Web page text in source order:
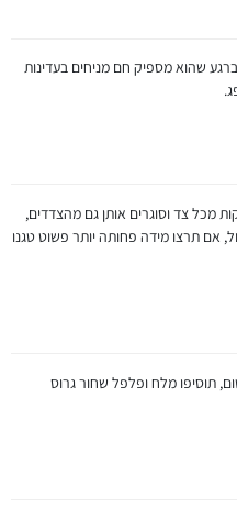
שהוא מספיק חם מניחים בעדינות
תרסיס שמן זית על מחבת פסים ומטגנים את קציצות ההמבורגר כ-5-6 דקות מכל צד וסוגרים אותן גם מהצדדים,
מדיום-מדיום וול, אם תרצו מידה פחותה יותר פשוט טגנו
תוסיפו מלח ופלפל שחור גרוס